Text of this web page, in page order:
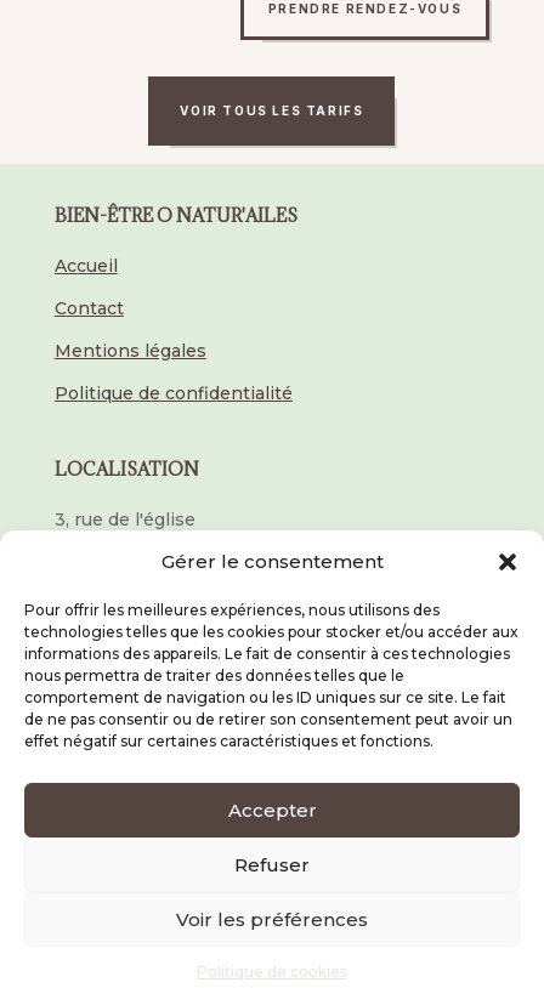
Gérer le consentement
Pour offrir les meilleures expériences, nous utilisons des
technologies telles que les cookies pour stocker et/ou accéder aux
informations des appareils. Le fait de consentir à ces technologies
nous permettra de traiter des données telles que le
comportement de navigation ou les ID uniques sur ce site. Le fait
de ne pas consentir ou de retirer son consentement peut avoir un
effet négatif sur certaines caractéristiques et fonctions.
Accepter
Refuser
Voir les préférences
Politique de cookies
PRENDRE RENDEZ-VOUS
VOIR TOUS LES TARIFS
BIEN-ÊTRE O NATUR'AILES
Accueil
Contact
Mentions légales
Politique de confidentialité
LOCALISATION
3, rue de l'église
67360, Hégeney
CONTACT
06 10 03 02 54
bienetre.o.naturailes@gmail.com
PRENDRE RENDEZ-VOUS
©️ Stéphanie Dillmann photographe